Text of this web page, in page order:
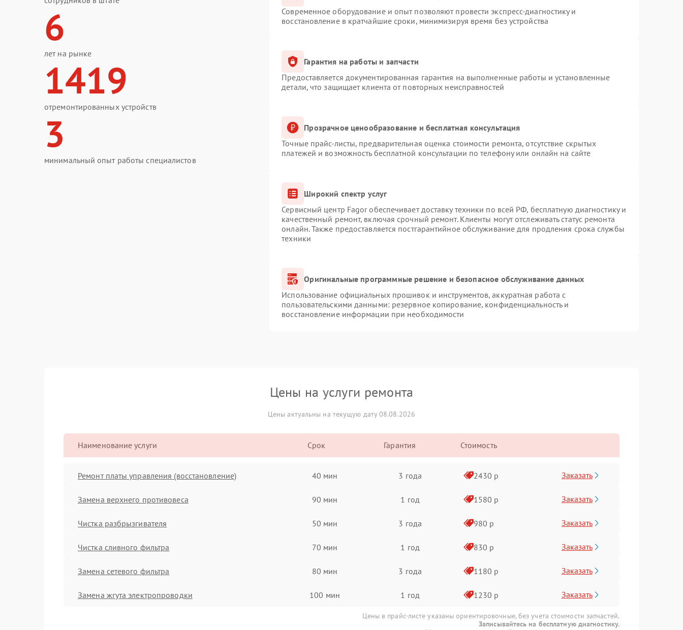
6
лет на рынке
1419
отремонтированных устройств
3
минимальный опыт работы специалистов
Современное оборудование и опыт позволяют провести экспресс-диагностику и
восстановление в кратчайшие сроки, минимизируя время без устройства
Гарантия на работы и запчасти
Предоставляется документированная гарантия на выполненные работы и установленные
детали, что защищает клиента от повторных неисправностей
Прозрачное ценообразование и бесплатная консультация
Точные прайс-листы, предварительная оценка стоимости ремонта, отсутствие скрытых
платежей и возможность бесплатной консультации по телефону или онлайн на сайте
Широкий спектр услуг
Сервисный центр Fagor обеспечивает доставку техники по всей РФ, бесплатную диагностику и
качественный ремонт, включая срочный ремонт. Клиенты могут отслеживать статус ремонта
онлайн. Также предоставляется постгарантийное обслуживание для продления срока службы
техники
Оригинальные программные решение и безопасное обслуживание данных
Использование официальных прошивок и инструментов, аккуратная работа с
пользовательскими данными: резервное копирование, конфиденциальность и
восстановление информации при необходимости
Цены на услуги ремонта
Цены актуальны на текущую дату 08.08.2026
Наименование услуги Срок Гарантия Стоимость
Ремонт платы управления (восстановление) 40 мин 3 года 2430 р Заказать
Замена верхнего противовеса 90 мин 1 год 1580 р Заказать
Чистка разбрызгивателя 50 мин 3 года 980 р Заказать
Чистка сливного фильтра 70 мин 1 год 830 р Заказать
Замена сетевого фильтра 80 мин 3 года 1180 р Заказать
Замена жгута электропроводки 100 мин 1 год 1230 р Заказать
Цены в прайс-листе указаны ориентировочные, без учета стоимости запчастей.
Записывайтесь на бесплатную диагностику.